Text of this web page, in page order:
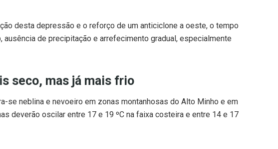
se neblina e nevoeiro em zonas montanhosas do Alto Minho e em